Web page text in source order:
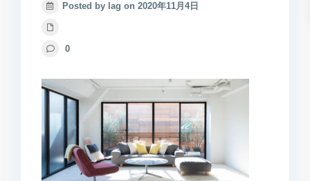
Posted by lag on 2020年11月4日
0